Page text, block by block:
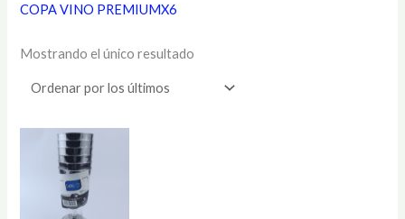
COPA VINO PREMIUMX6
Mostrando el único resultado